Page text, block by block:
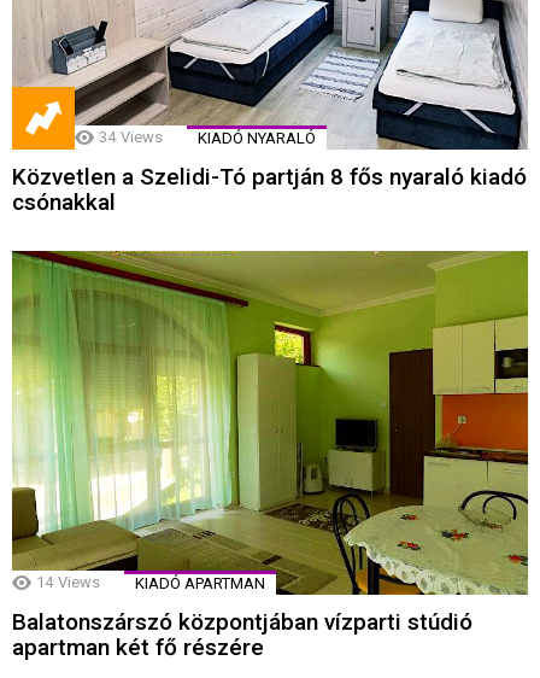
34 Views KIADÓ NYARALÓ
Közvetlen a Szelidi-Tó partján 8 fős nyaraló kiadó
csónakkal
14 Views KIADÓ APARTMAN
Balatonszárszó központjában vízparti stúdió
apartman két fő részére